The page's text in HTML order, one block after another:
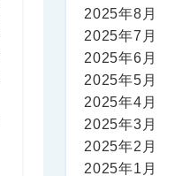
2025年8月
2025年7月
2025年6月
2025年5月
2025年4月
2025年3月
2025年2月
2025年1月